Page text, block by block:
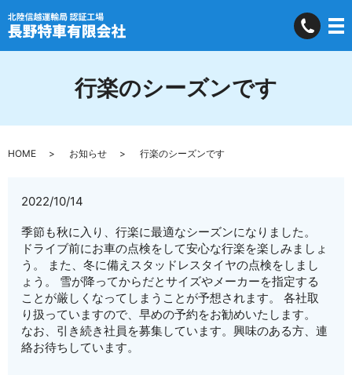
行楽のシーズンです
HOME お知らせ 行楽のシーズンです
2022/10/14
季節も秋に入り、行楽に最適なシーズンになりました。
ドライブ前にお車の点検をして安心な行楽を楽しみましょ
う。 また、冬に備えスタッドレスタイヤの点検をしまし
ょう。 雪が降ってからだとサイズやメーカーを指定する
ことが厳しくなってしまうことが予想されます。 各社取
り扱っていますので、早めの予約をお勧めいたします。
なお、引き続き社員を募集しています。興味のある方、連
絡お待ちしています。